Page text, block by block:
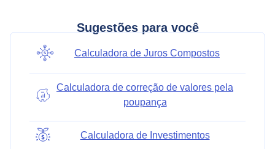
Sugestões para você
Calculadora de Juros Compostos
Calculadora de correção de valores pela
poupança
Calculadora de Investimentos